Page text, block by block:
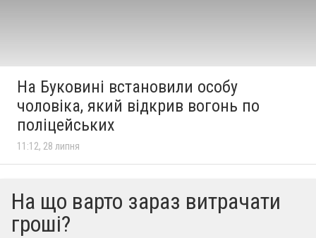
На Буковині встановили особу
чоловіка, який відкрив вогонь по
поліцейських
11:12, 28 липня
На що варто зараз витрачати
гроші?